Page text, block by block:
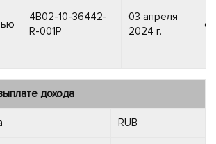
4B02-10-36442-
R-001P
03 апреля
2024 г.
дохода
RUB